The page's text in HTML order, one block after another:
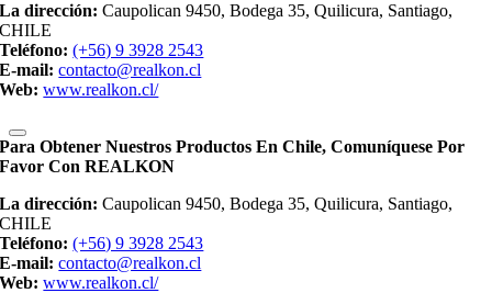
La dirección: Caupolican 9450, Bodega 35, Quilicura, Santiago,
CHILE
Teléfono: (+56) 9 3928 2543
E-mail: contacto@realkon.cl
Web: www.realkon.cl/
Para Obtener Nuestros Productos En Chile, Comuníquese Por
Favor Con REALKON
La dirección: Caupolican 9450, Bodega 35, Quilicura, Santiago,
CHILE
Teléfono: (+56) 9 3928 2543
E-mail: contacto@realkon.cl
Web: www.realkon.cl/